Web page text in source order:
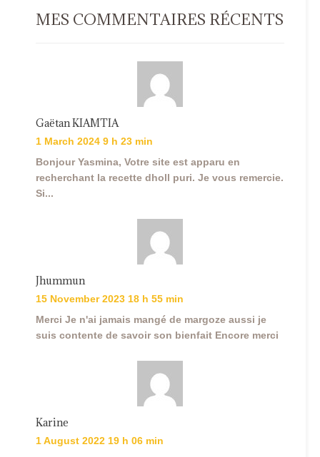
MES COMMENTAIRES RÉCENTS
Gaëtan KIAMTIA
1 March 2024 9 h 23 min
Bonjour Yasmina, Votre site est apparu en
recherchant la recette dholl puri. Je vous remercie.
Si...
Jhummun
15 November 2023 18 h 55 min
Merci Je n'ai jamais mangé de margoze aussi je
suis contente de savoir son bienfait Encore merci
Karine
1 August 2022 19 h 06 min